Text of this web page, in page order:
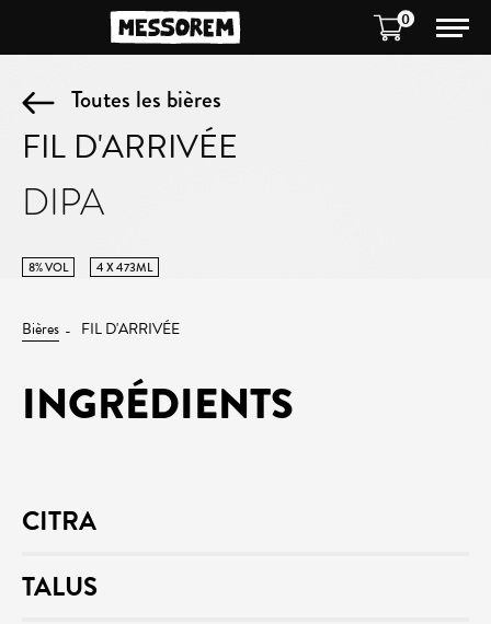
0
Toutes les bières
FIL D'ARRIVÉE
DIPA
8% VOL 4 X 473ML
Bières FIL D'ARRIVÉE
INGRÉDIENTS
CITRA
TALUS